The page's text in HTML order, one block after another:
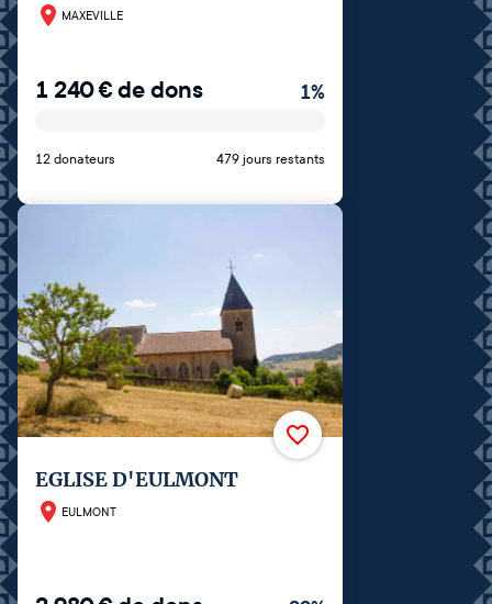
MAXEVILLE
1 240€de dons 1%
12 donateurs 479 jours restants
EGLISE D'EULMONT
EULMONT